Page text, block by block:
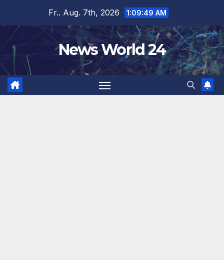
springen
Fr.. Aug. 7th, 2026 1:09:50 AM
News World 24